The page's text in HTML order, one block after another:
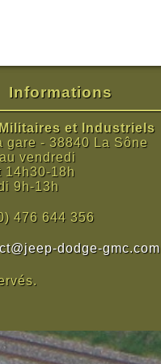
Informations
et Industriels
gare - 38840 La Sône
vendredi
14h30-18h
9h-13h
476 644 356
dodge-gmc.com